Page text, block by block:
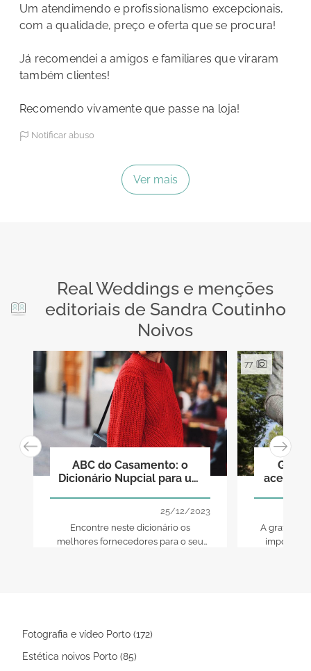
Um atendimendo e profissionalismo excepcionais,
com a qualidade, preço e oferta que se procura!
Já recomendei a amigos e familiares que viraram
também clientes!
Recomendo vivamente que passe na loja!
Notificar abuso
Ver mais
Real Weddings e menções
editoriais de Sandra Coutinho
Noivos
ABC do Casamento: o
Dicionário Nupcial para um
25/12/2023
Encontre neste dicionário os
melhores fornecedores para o seu
A gravata é
77
Fotografia e vídeo Porto (172)
Estética noivos Porto (85)